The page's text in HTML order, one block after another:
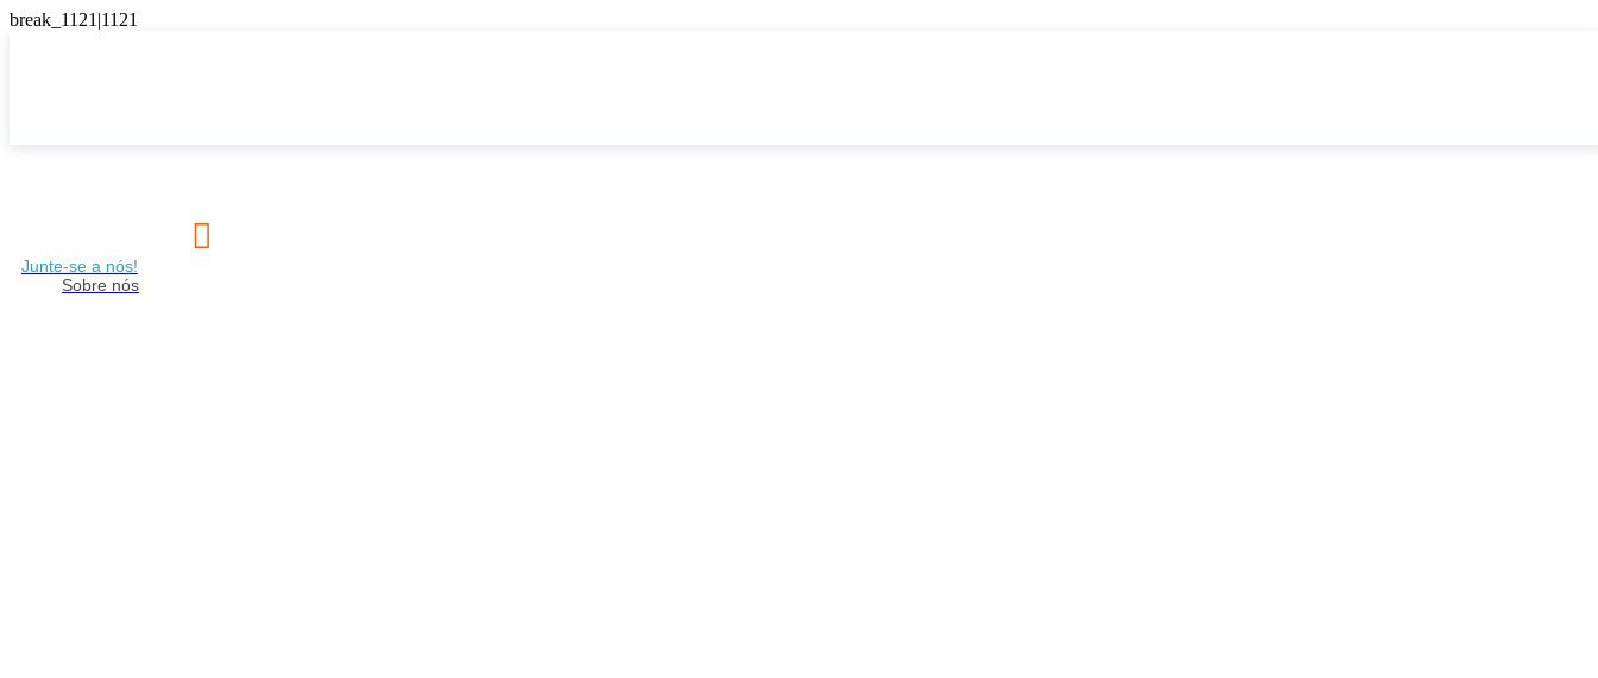

Junte-se a nós!
Sobre nós